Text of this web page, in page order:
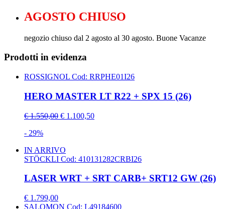
AGOSTO CHIUSO
negozio chiuso dal 2 agosto al 30 agosto. Buone Vacanze
Prodotti in evidenza
ROSSIGNOL Cod: RRPHE01I26
HERO MASTER LT R22 + SPX 15 (26)
€ 1.550,00 € 1.100,50
- 29%
IN ARRIVO
STÖCKLI Cod: 410131282CRBI26
LASER WRT + SRT CARB+ SRT12 GW (26)
€ 1.799,00
SALOMON Cod: L49184600